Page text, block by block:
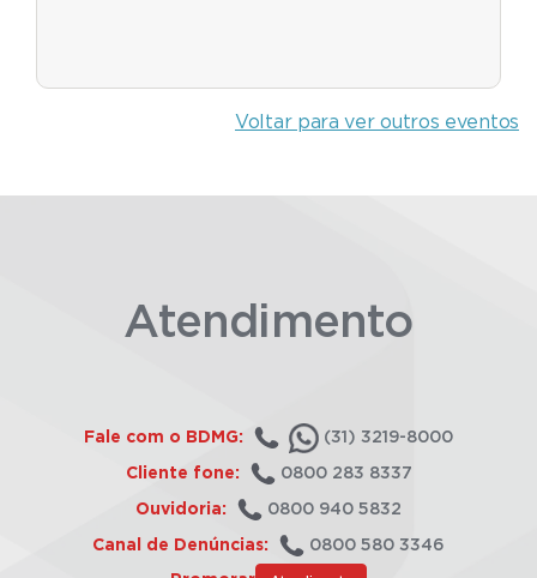
Voltar para ver outros eventos
Atendimento
Fale com o BDMG: (31) 3219-8000
Cliente fone: 0800 283 8337
Ouvidoria: 0800 940 5832
Canal de Denúncias: 0800 580 3346